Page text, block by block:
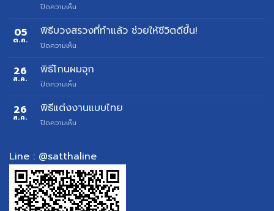
ปิดความเห็น
จัด
ย้าย
บ้าน
ดู
ฤกษ์
ฟรี
05
ต.ค.
พิธีบวงสรวงที่ทำแล้ว ช่วยให้ชีวิตดีขึ้น!
ปิดความเห็น
บวงสรวง
ช่วย
26
ส.ค.
พิธีโกนผมจุก
ปิดความเห็น
โกน
26
ส.ค.
พิธีแต่งงานแบบไทย
ปิดความเห็น
แบบ
ไทย
Line : @satthaline